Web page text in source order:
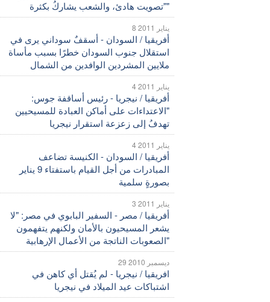
8 يناير 2011
أفريقيا / السودان - أسقفٌ سوداني يرى في
استقلال جنوب السودان خطرًا بسبب مأساة
ملايين المشردين الوافدين من الشمال
4 يناير 2011
أفريقيا / نيجريا - رئيس أساقفة جوس:
"الاعتداءات على أماكن العبادة للمسيحيين
تهدفُ إلى زعزعة استقرار نيجريا
4 يناير 2011
أفريقيا / السودان - الكنيسة تضاعف
المبادرات من أجل القيام باستفتاء 9 يناير
بصورةٍ سلمية
3 يناير 2011
أفريقيا / مصر - السفير البابوي في مصر: "لا
يشعر المسيحيون بالأمان ولكنهم يتفهمون
29 ديسمبر 2010
افريقيا / نيجريا - لم يُقتل أي كاهن في
اشتباكات عيد الميلاد في نيجريا